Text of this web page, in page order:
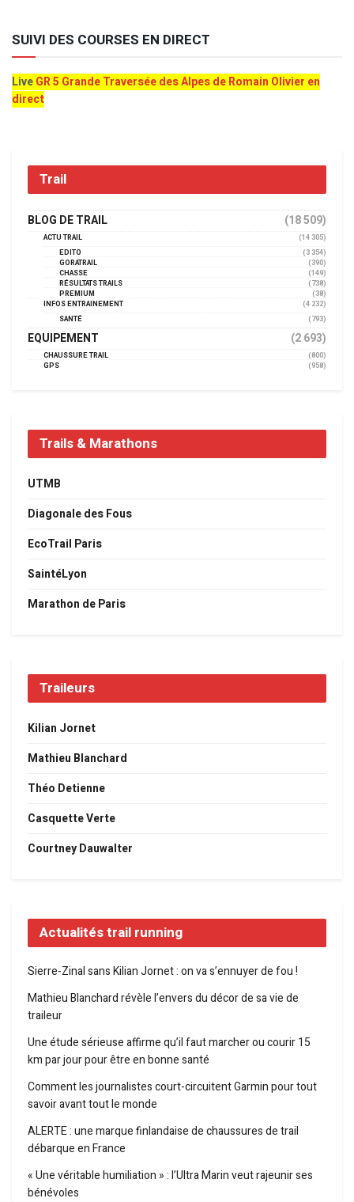
SUIVI DES COURSES EN DIRECT
LiveGR 5 Grande Traversée des Alpes de Romain Olivier en
direct
Trail
BLOG DE TRAIL (18 509)
ACTU TRAIL
(14 305)
EDITO
(3 354)
GORATRAIL
(390)
CHASSE
(149)
RÉSULTATS TRAILS
(738)
PREMIUM
(38)
INFOS ENTRAINEMENT
(4 232)
SANTÉ
(793)
EQUIPEMENT (2 693)
CHAUSSURE TRAIL
(800)
GPS
(958)
Trails & Marathons
UTMB
Diagonale des Fous
EcoTrail Paris
SaintéLyon
Marathon de Paris
Traileurs
Kilian Jornet
Mathieu Blanchard
Théo Detienne
Casquette Verte
Courtney Dauwalter
Actualités trail running
Sierre-Zinal sans Kilian Jornet : on va s’ennuyer de fou !
Mathieu Blanchard révèle l’envers du décor de sa vie de
traileur
Une étude sérieuse affirme qu’il faut marcher ou courir 15
km par jour pour être en bonne santé
Comment les journalistes court-circuitent Garmin pour tout
savoir avant tout le monde
ALERTE : une marque finlandaise de chaussures de trail
débarque en France
« Une véritable humiliation » : l’Ultra Marin veut rajeunir ses
bénévoles